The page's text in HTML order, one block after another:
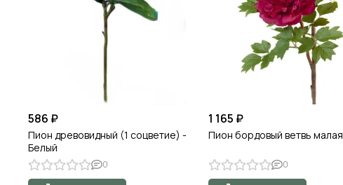
586 ₽
Пион древовидный (1 соцветие) -
Белый
0
1 165 ₽
Пион бордовый ветвь малая
0